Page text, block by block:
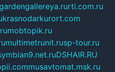
rti.com.ru
krasnodarkurort.com
mobtopik.ru
multimetrunit.rusp-tour.ru
DSHAIR.RU
musavtomat.msk.ru